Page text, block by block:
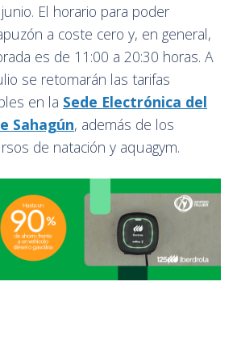
El horario para poder
a coste cero y, en general,
es de 11:00 a 20:30 horas. A
se retomarán las tarifas
en la Sede Electrónica del
Sahagún, además de los
de natación y aquagym.